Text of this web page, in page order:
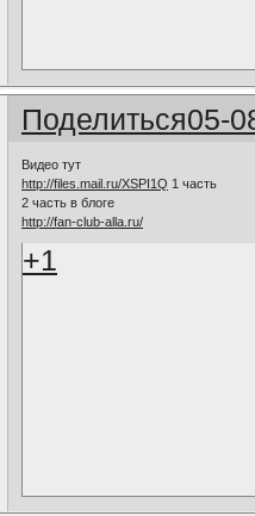
Поделиться05-
Видео тут
http://files.mail.ru/XSPI1Q 1 часть
2 часть в блоге
http://fan-club-alla.ru/
+1